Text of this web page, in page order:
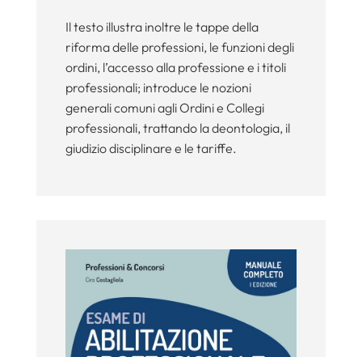
Il testo illustra inoltre le tappe della
riforma delle professioni, le funzioni degli
ordini, l’accesso alla professione e i titoli
professionali; introduce le nozioni
generali comuni agli Ordini e Collegi
professionali, trattando la deontologia, il
giudizio disciplinare e le tariffe.